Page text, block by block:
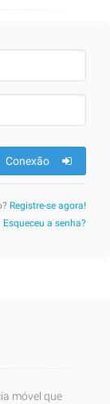
Conexão
Registre-se agora!
Esqueceu a senha?
móvel que